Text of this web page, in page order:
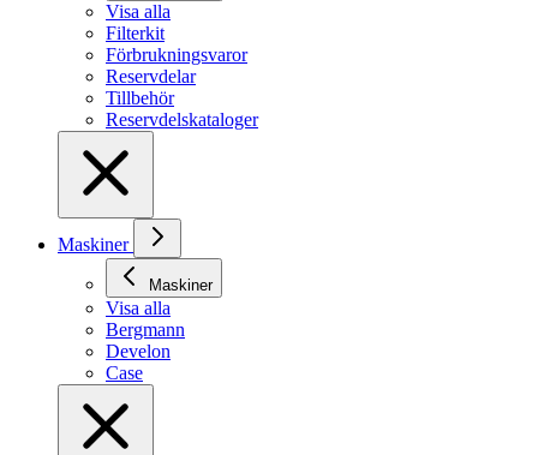
Visa alla
Filterkit
Förbrukningsvaror
Reservdelar
Tillbehör
Reservdelskataloger
Maskiner
Maskiner
Visa alla
Bergmann
Develon
Case